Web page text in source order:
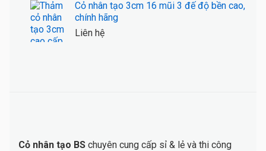
Cỏ nhân tạo 3cm 16 mũi 3 đế độ bền cao,
chính hãng
Liên hệ
Cỏ nhân tạo BS chuyên cung cấp sỉ & lẻ và thi công